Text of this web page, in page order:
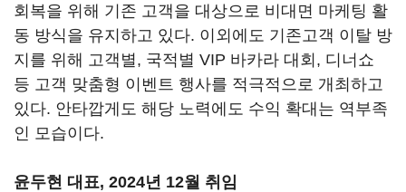
회복을 위해 기존 고객을 대상으로 비대면 마케팅 활
동 방식을 유지하고 있다. 이외에도 기존고객 이탈 방
지를 위해 고객별, 국적별 VIP 바카라 대회, 디너쇼
등 고객 맞춤형 이벤트 행사를 적극적으로 개최하고
있다. 안타깝게도 해당 노력에도 수익 확대는 역부족
인 모습이다.
윤두현 대표, 2024년 12월 취임